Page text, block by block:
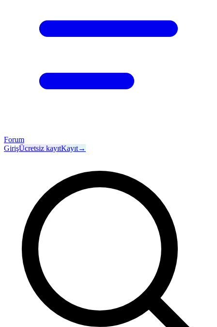
Forum
GirişÜcretsiz kayıtKayıt→